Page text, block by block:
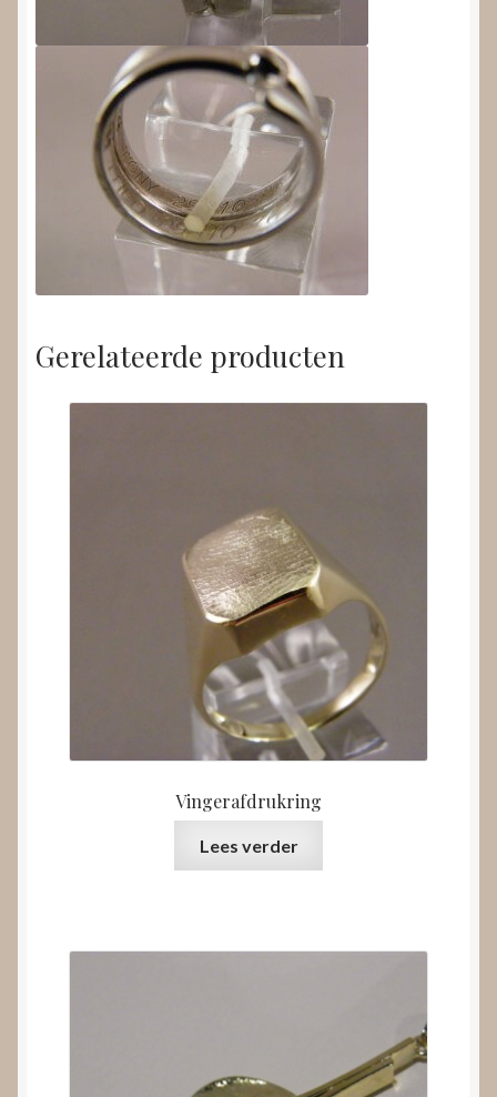
Gerelateerde producten
Vingerafdrukring
Lees verder